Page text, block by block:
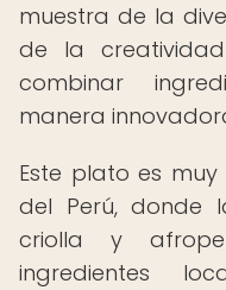
muestra de la
de la
combinar
manera
Este plato es
del Perú, donde
criolla y
ingredientes